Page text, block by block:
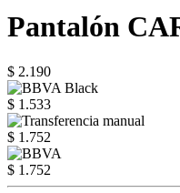
Pantalón
$ 2.190
$ 1.533
$ 1.752
$ 1.752